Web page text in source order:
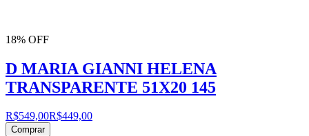
18% OFF
D MARIA GIANNI HELENA
TRANSPARENTE 51X20 145
R$549,00R$449,00
Comprar